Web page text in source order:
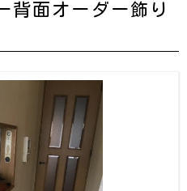
背面オーダー飾り